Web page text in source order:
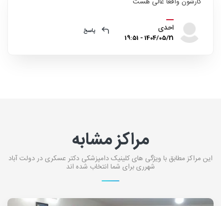
احدی
1404/05/21 - 19:51
پاسخ
مراکز مشابه
این مراکز مطابق با ویژگی های کلینیک دامپزشکی دکتر عسکری در دولت آباد
شهرری برای شما انتخاب شده اند